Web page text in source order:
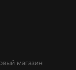
магазин